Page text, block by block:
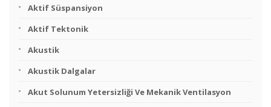
Aktif Süspansiyon
Aktif Tektonik
Akustik
Akustik Dalgalar
Akut Solunum Yetersizliği Ve Mekanik Ventilasyon